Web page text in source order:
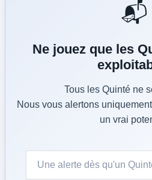
📬
Ne jouez que les
Tous les Quinté ne
Nous vous alertons
un vrai